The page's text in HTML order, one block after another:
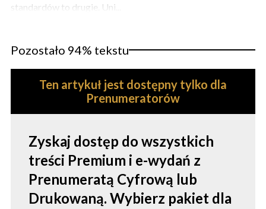
standardów to drugie. Uni...
Pozostało 94% tekstu
Ten artykuł jest dostępny tylko dla
Prenumeratorów
Zyskaj dostęp do wszystkich
treści Premium i e-wydań z
Prenumeratą Cyfrową lub
Drukowaną. Wybierz pakiet dla